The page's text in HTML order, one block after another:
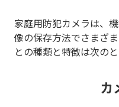
家庭用防犯カメラは、
像の保存方法でさまざ
との種類と特徴は次のと
カ